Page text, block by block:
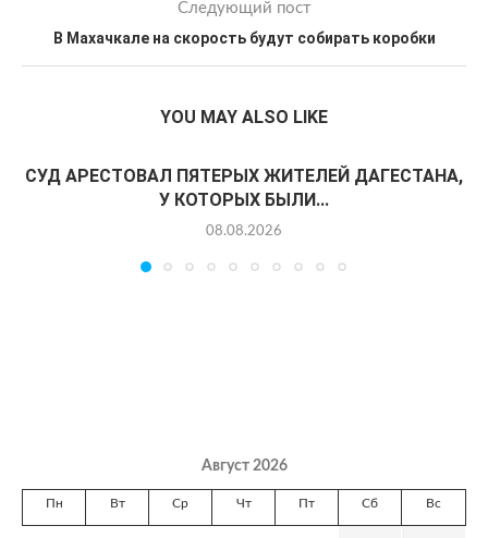
Следующий пост
В Махачкале на скорость будут собирать коробки
YOU MAY ALSO LIKE
СУД АРЕСТОВАЛ ПЯТЕРЫХ ЖИТЕЛЕЙ ДАГЕСТАНА,
У КОТОРЫХ БЫЛИ...
08.08.2026
Август 2026
Пн Вт Ср Чт Пт Сб Вс